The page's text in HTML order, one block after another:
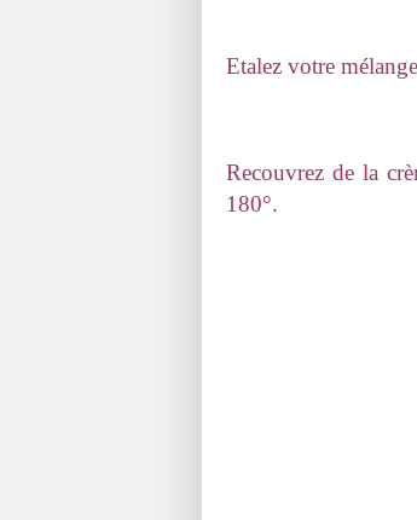
Etalez votre
Recouvrez de la
180°.